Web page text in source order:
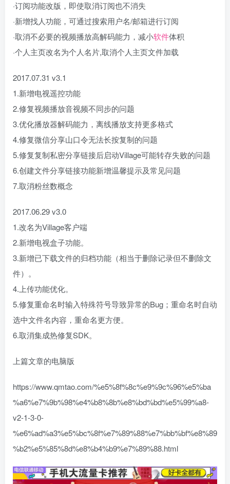
·订阅功能改版，即使取消订阅也不消失
·新增找人功能，可通过搜索用户名/邮箱进行订阅
·取消不必要的视频播放高解码能力，减小软件体积
·个人主页改名为个人名片,取消个人主页文件加载
2017.07.31 v3.1
1.新增电视遥控功能
2.修复视频播放音视频不同步的问题
3.优化播放器解码能力，离线播放支持更多格式
4.修复微信分享山口令无法长按复制的问题
5.修复复制私密分享链接后启动Village可能转存失败的问题
6.创建文件分享链接功能新增温馨提示及常见问题
7.取消粉丝数概念
2017.06.29 v3.0
1.改名为Village客户端
2.新增电视盒子功能。
3.新增已下载文件的归档功能（相当于删除记录但不删除文
件）。
4.上传功能优化。
5.修复重命名时输入特殊符号导致异常的Bug；重命名时自动
选中文件名内容，重命名更方便。
6.取消集成热修复SDK。
上篇文章的电脑版
https://www.qmtao.com/%e5%8f%8c%e9%9c%96%e5%ba
%a6%e7%9b%98%e4%b8%8b%e8%bd%bd%e5%99%a8-
v2-1-3-0-
%e6%ad%a3%e5%bc%8f%e7%89%88%e7%bb%bf%e8%89
%b2%e5%85%8d%e8%b4%b9%e7%89%88.html